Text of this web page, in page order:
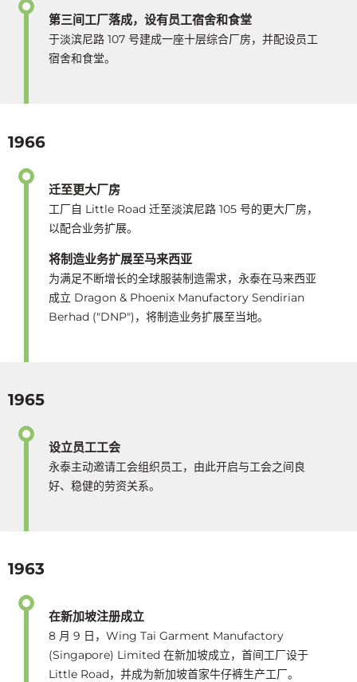
第三间工厂落成，设有员工宿舍和食堂
于淡滨尼路 107 号建成一座十层综合厂房，并配设员工
宿舍和食堂。
1966
迁至更大厂房
工厂自 Little Road 迁至淡滨尼路 105 号的更大厂房，
以配合业务扩展。
将制造业务扩展至马来西亚
为满足不断增长的全球服装制造需求，永泰在马来西亚
成立 Dragon & Phoenix Manufactory Sendirian
Berhad ("DNP")，将制造业务扩展至当地。
1965
设立员工工会
永泰主动邀请工会组织员工，由此开启与工会之间良
好、稳健的劳资关系。
1963
在新加坡注册成立
8 月 9 日，Wing Tai Garment Manufactory
(Singapore) Limited 在新加坡成立，首间工厂设于
Little Road，并成为新加坡首家牛仔裤生产工厂。